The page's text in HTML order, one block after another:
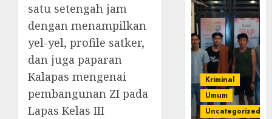
satu setengah jam
dengan menampilkan
yel-yel, profile satker,
dan juga paparan
Kalapas mengenai
pembangunan ZI pada
Lapas Kelas III
Kriminal
Umum
Uncategorized